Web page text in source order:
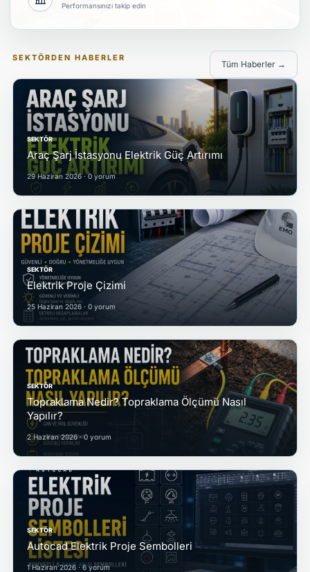
Performansınızı takip edin
SEKTÖRDEN HABERLER
Tüm Haberler →
SEKTÖR
Araç Şarj İstasyonu Elektrik Güç Artırımı
29 Haziran 2026 · 0 yorum
SEKTÖR
Elektrik Proje Çizimi
25 Haziran 2026 · 0 yorum
SEKTÖR
Topraklama Nedir? Topraklama Ölçümü Nasıl
Yapılır?
2 Haziran 2026 · 0 yorum
SEKTÖR
Autocad Elektrik Proje Sembolleri
1 Haziran 2026 · 6 yorum